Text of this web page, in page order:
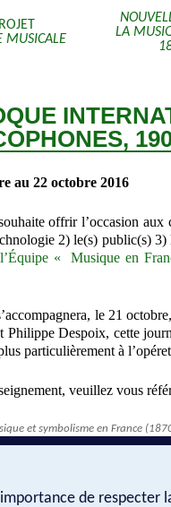
MUSICALE
LA
au 22 octobre 2016
offrir l’occasion aux
2) le(s) public(s)
l’Équipe « Musique en
le 21
Philippe Despoix, cette
particulièrement à
veuillez vous
et symbolisme en France
de respecter